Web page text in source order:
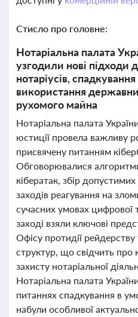
Стисло про головне:
Нотаріальна палата
узгодили нові підходи
нотаріусів,
використання
рухомого майна
Нотаріальна палата
юстиції провела важливу
присвячену питанням
Обговорювалися
кібератак, збір допустимих
заходів реагування на
сучасних умовах цифрової
заході взяли ключові
Офісу протидії
структур, що свідчить про
захисту нотаріальної
Нотаріальна палата
питаннях спадкування в
набули особливої